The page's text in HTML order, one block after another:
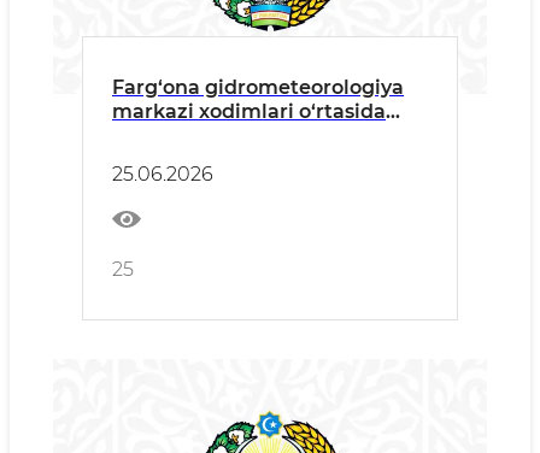
Farg‘ona gidrometeorologiya
markazi xodimlari o‘rtasida
amalga oshirib tegishli tavsiya
va ko‘rsatmalar berildi
25.06.2026
25